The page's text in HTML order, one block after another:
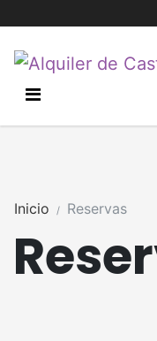
Inicio Reservas